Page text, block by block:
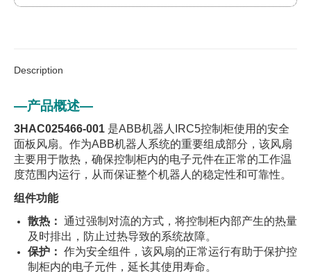
Description
—产品概述—
3HAC025466-001 是ABB机器人IRC5控制柜使用的安全
面板风扇。作为ABB机器人系统的重要组成部分，该风扇
主要用于散热，确保控制柜内的电子元件在正常的工作温
度范围内运行，从而保证整个机器人的稳定性和可靠性。
组件功能
散热： 通过强制对流的方式，将控制柜内部产生的热量
及时排出，防止过热导致的系统故障。
保护： 作为安全组件，该风扇的正常运行有助于保护控
制柜内的电子元件，延长其使用寿命。